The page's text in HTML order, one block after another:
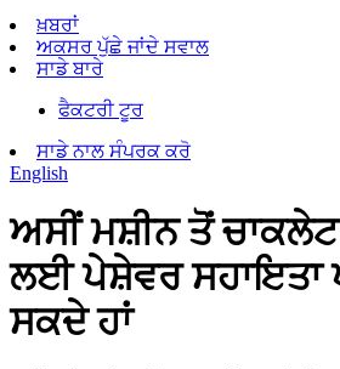
ਖ਼ਬਰਾਂ
ਅਕਸਰ ਪੁੱਛੇ ਜਾਂਦੇ ਸਵਾਲ
ਸਾਡੇ ਬਾਰੇ
ਫੈਕਟਰੀ ਟੂਰ
ਸਾਡੇ ਨਾਲ ਸੰਪਰਕ ਕਰੋ
English
ਅਸੀਂ ਮਸ਼ੀਨ ਤੋਂ
ਲਈ ਪੇਸ਼ੇਵਰ ਸਹਾਇਤਾ
ਸਕਦੇ ਹਾਂ